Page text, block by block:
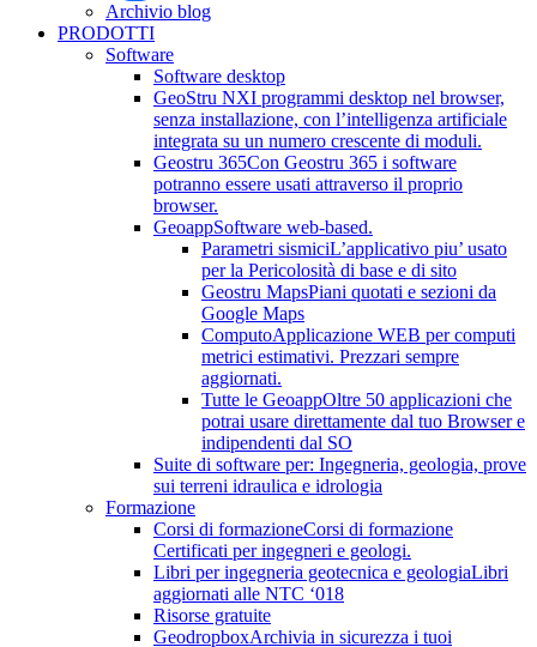
Archivio blog
PRODOTTI
Software
Software desktop
GeoStru NXI programmi desktop nel browser,
senza installazione, con l’intelligenza artificiale
integrata su un numero crescente di moduli.
Geostru 365Con Geostru 365 i software
potranno essere usati attraverso il proprio
browser.
GeoappSoftware web-based.
Parametri sismiciL’applicativo piu’ usato
per la Pericolosità di base e di sito
Geostru MapsPiani quotati e sezioni da
Google Maps
ComputoApplicazione WEB per computi
metrici estimativi. Prezzari sempre
aggiornati.
Tutte le GeoappOltre 50 applicazioni che
potrai usare direttamente dal tuo Browser e
indipendenti dal SO
Suite di software per: Ingegneria, geologia, prove
sui terreni idraulica e idrologia
Formazione
Corsi di formazioneCorsi di formazione
Certificati per ingegneri e geologi.
Libri per ingegneria geotecnica e geologiaLibri
aggiornati alle NTC ‘018
Risorse gratuite
GeodropboxArchivia in sicurezza i tuoi